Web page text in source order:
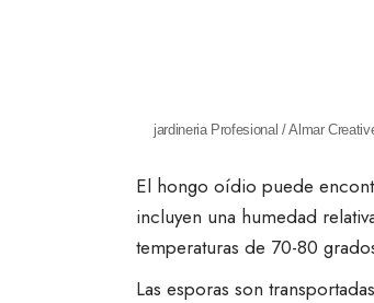
jardineria Profesional / Almar
El hongo oídio puede
incluyen una humedad
temperaturas de 70-80
Las esporas son